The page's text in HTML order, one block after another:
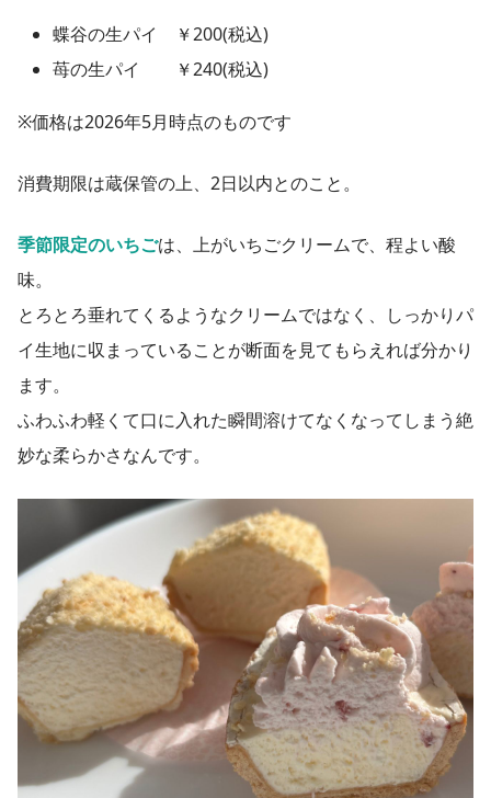
蝶谷の生パイ ￥200(税込)
苺の生パイ ￥240(税込)
※価格は2026年5月時点のものです
消費期限は蔵保管の上、2日以内とのこと。
季節限定のいちごは、上がいちごクリームで、程よい酸
味。
とろとろ垂れてくるようなクリームではなく、しっかりパ
イ生地に収まっていることが断面を見てもらえれば分かり
ます。
ふわふわ軽くて口に入れた瞬間溶けてなくなってしまう絶
妙な柔らかさなんです。